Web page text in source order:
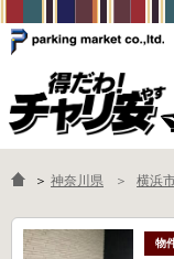
物件一覧
よくあるご質問
＞ 神奈川県 横浜